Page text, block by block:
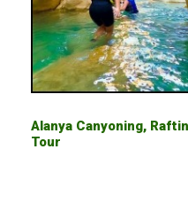
Alanya Canyoning,
Tour